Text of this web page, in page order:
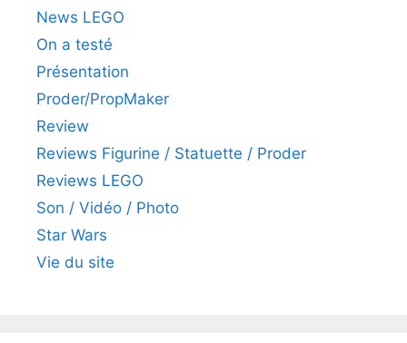
News LEGO
On a testé
Présentation
Proder/PropMaker
Review
Reviews Figurine / Statuette / Proder
Reviews LEGO
Son / Vidéo / Photo
Star Wars
Vie du site